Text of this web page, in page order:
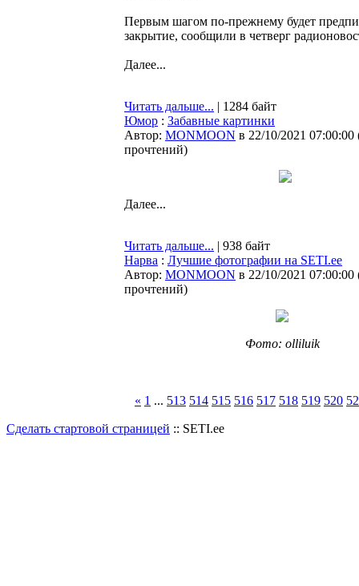
Первым шагом по-прежнему будет
закрытие, сообщили в четверг
Далее...
Читать дальше... | 1284 байт
Юмор : Забавные картинки
Автор: MONMOON в 22/10/2021 07:00:00
прочтений)
Далее...
Читать дальше... | 938 байт
Нарва : Лучшие фотографии на SETI.ee
Автор: MONMOON в 22/10/2021 07:00:00
прочтений)
Фото: olliluik
« 1 ... 513 514 515 516 517 518 519 520
Сделать стартовой страницей :: SETI.ee